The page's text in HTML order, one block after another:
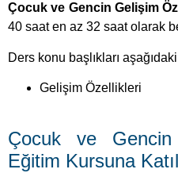
Çocuk ve Gencin Gelişim
40 saat en az 32 saat olarak
Ders konu başlıkları
Gelişim Özellikleri
Çocuk ve
Eğitim Kursuna